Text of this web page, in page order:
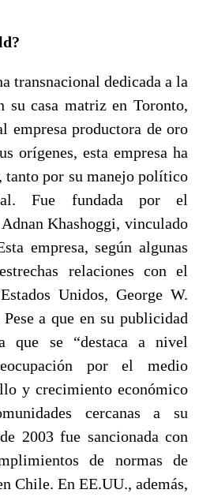
transnacional dedicada a la
su casa matriz en Toronto,
empresa productora de oro
orígenes, esta empresa ha
tanto por su manejo político
Fue fundada por el
Khashoggi, vinculado
empresa, según algunas
relaciones con el
Unidos, George W.
a que en su publicidad
que se “destaca a nivel
por el medio
y crecimiento económico
cercanas a su
2003 fue sancionada con
de normas de
Chile. En EE.UU., además,